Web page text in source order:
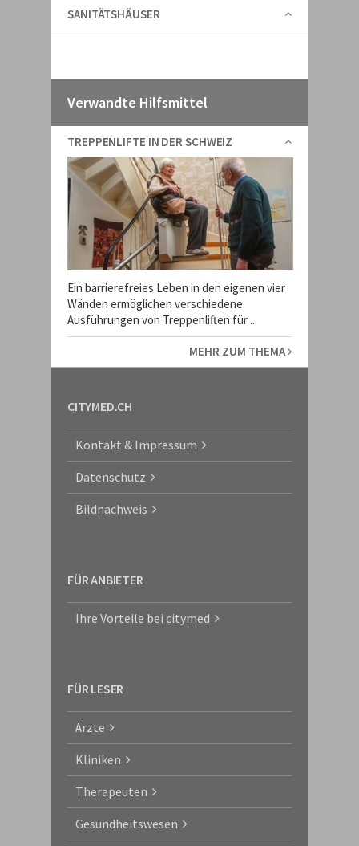
SANITÄTSHÄUSER
Verwandte Hilfsmittel
TREPPENLIFTE IN DER SCHWEIZ
Ein barrierefreies Leben in den eigenen vier
Wänden ermöglichen verschiedene
Ausführungen von Treppenliften für ...
MEHR ZUM THEMA
CITYMED.CH
Kontakt & Impressum
Datenschutz
Bildnachweis
FÜR ANBIETER
Ihre Vorteile bei citymed
FÜR LESER
Ärzte
Kliniken
Therapeuten
Gesundheitswesen